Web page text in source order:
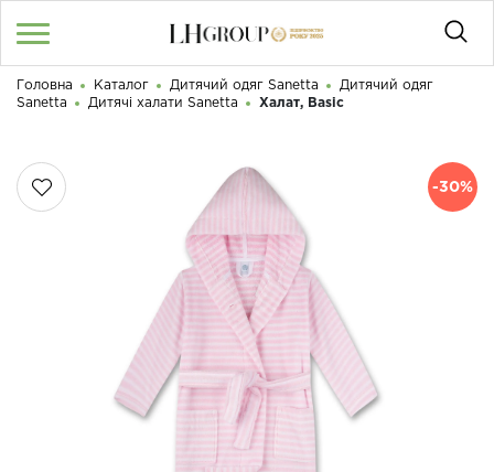
UA | RU
КАТАЛОГ
Графік роботи з 9:00 до 21:00
Доброго дня! Що Ви шукаєте?
Головна Каталог Дитячий одяг Sanetta
Дитячий одяг
Sanetta
Дитячі халати Sanetta Халат, Basic
-30%